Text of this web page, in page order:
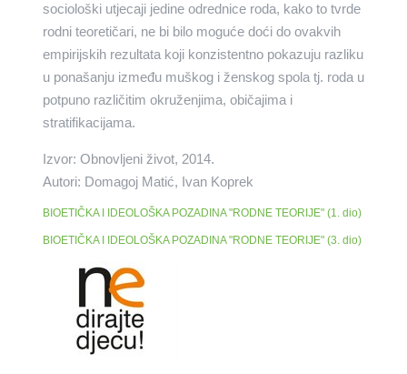
sociološki utjecaji jedine odrednice roda, kako to tvrde
rodni teoretičari, ne bi bilo moguće doći do ovakvih
empirijskih rezultata koji konzistentno pokazuju razliku
u ponašanju između muškog i ženskog spola tj. roda u
potpuno različitim okruženjima, običajima i
stratifikacijama.
Izvor: Obnovljeni život, 2014.
Autori: Domagoj Matić, Ivan Koprek
BIOETIČKA I IDEOLOŠKA POZADINA "RODNE TEORIJE" (1. dio)
BIOETIČKA I IDEOLOŠKA POZADINA "RODNE TEORIJE" (3. dio)